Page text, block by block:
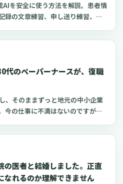
を安全に使う方法を解説。患者情
録の文章練習、申し送り練習、復
代のペーパーナースが、復職
、そのままずっと地元の中小企業
今の仕事に不満はないのですが、
歳になり、「働き方を変えるのな
になりました。一
の医者と結婚しました。正直
なれるのか理解できません